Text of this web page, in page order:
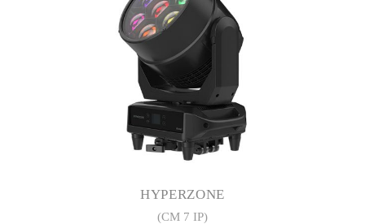
HYPERZONE
(CM 7 IP)